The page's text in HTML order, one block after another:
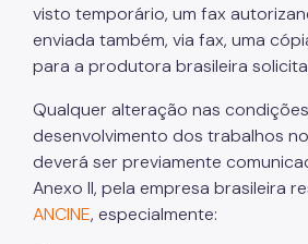
visto temporário, um fax
enviada também, via fax, uma
para a produtora brasileira
Qualquer alteração nas
desenvolvimento dos trabalhos
deverá ser previamente
Anexo II, pela empresa brasileira
ANCINE, especialmente: